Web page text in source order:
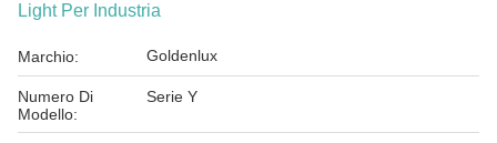
Light Per Industria
Marchio: Goldenlux
Numero Di
Modello:
Serie Y